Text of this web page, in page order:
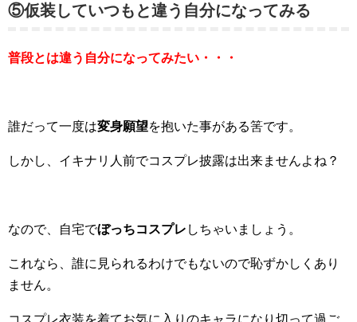
⑤仮装していつもと違う自分になってみる
普段とは違う自分になってみたい・・・
誰だって一度は変身願望を抱いた事がある筈です。
しかし、イキナリ人前でコスプレ披露は出来ませんよね？
なので、自宅でぼっちコスプレ しちゃいましょう。
これなら、誰に見られるわけでもないので恥ずかしくあり
ません。
コスプレ衣装を着てお気に入りのキャラになり切って過ご